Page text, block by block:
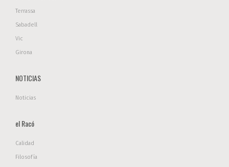
Terrassa
Sabadell
Vic
Girona
NOTICIAS
Noticias
el Racó
Calidad
Filosofía